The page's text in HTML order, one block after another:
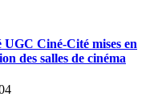
UGC Ciné-Cité mises en
des salles de cinéma